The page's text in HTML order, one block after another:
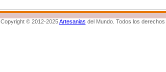
Copyright © 2012-2025Artesanias del Mundo. Todos los